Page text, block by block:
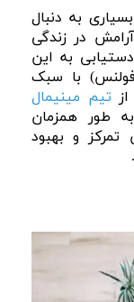
به دنبال
در زندگی
به این
با سبک
ازتیم مینیمال‌
طور همزمان
تمرکز و بهبود